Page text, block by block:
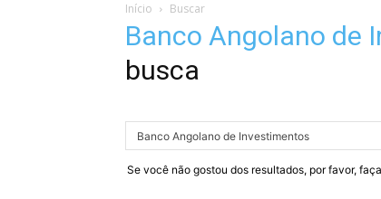
Início Buscar
Banco Angolano de
busca
Se você não gostou dos resultados, por favor,